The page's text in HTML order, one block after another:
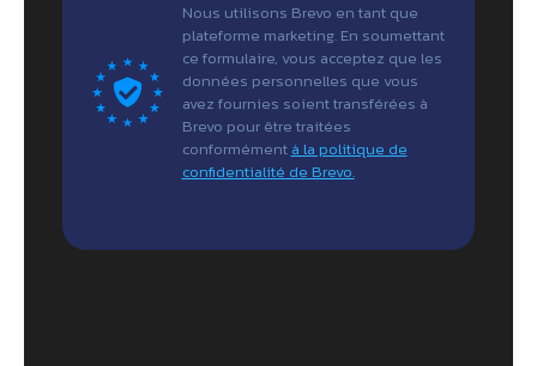
Nous utilisons Brevo en tant que
plateforme marketing. En soumettant
ce formulaire, vous acceptez que les
données personnelles que vous
avez fournies soient transférées à
Brevo pour être traitées
conformément à la politique de
confidentialité de Brevo.